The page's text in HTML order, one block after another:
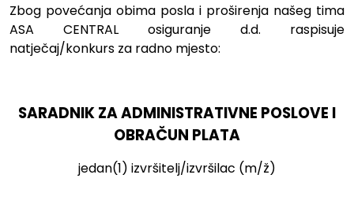
Zbog povećanja obima posla i proširenja našeg tima
ASA CENTRAL osiguranje d.d. raspisuje
natječaj/konkurs za radno mjesto:
SARADNIK ZA ADMINISTRATIVNE POSLOVE I
OBRAČUN PLATA
jedan(1) izvršitelj/izvršilac (m/ž)